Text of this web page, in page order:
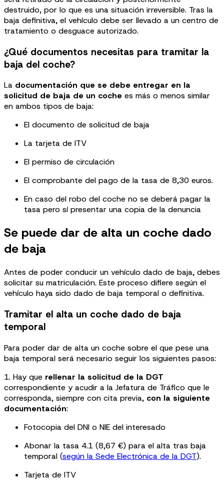
destruido, por lo que es una situación irreversible. Tras la
baja definitiva, el vehículo debe ser llevado a un centro de
tratamiento o desguace autorizado.
¿Qué documentos necesitas para tramitar la
baja del coche?
La documentación que se debe entregar en la
solicitud de baja de un coche es más o menos similar
en ambos tipos de baja:
El documento de solicitud de baja
La tarjeta de ITV
El permiso de circulación
El comprobante del pago de la tasa de 8,30 euros.
En caso del robo del coche no se deberá pagar la
tasa pero sí presentar una copia de la denuncia
Se puede dar de alta un coche dado
de baja
Antes de poder conducir un vehículo dado de baja, debes
solicitar su matriculación. Este proceso difiere según el
vehículo haya sido dado de baja temporal o definitiva.
Tramitar el alta un coche dado de baja
temporal
Para poder dar de alta un coche sobre el que pese una
baja temporal será necesario seguir los siguientes pasos:
1. Hay que rellenar la solicitud de la DGT
correspondiente y acudir a la Jefatura de Tráfico que le
corresponda, siempre con cita previa, con la siguiente
documentación:
Fotocopia del DNI o NIE del interesado
Abonar la tasa 4.1 (8,67 €) para el alta tras baja
temporal (según la Sede Electrónica de la DGT).
Tarjeta de ITV